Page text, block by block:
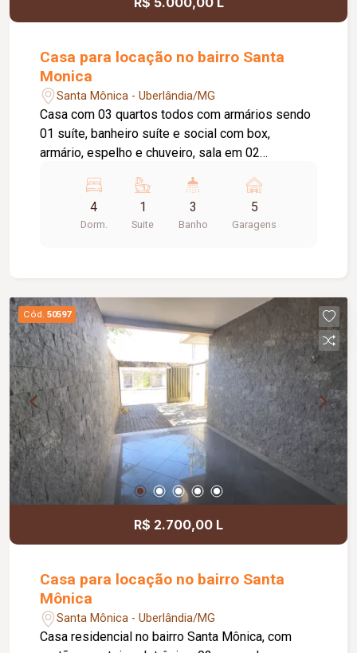
Casa para locação no bairro Santa
Monica
Santa Mônica - Uberlândia/MG
Casa com 03 quartos todos com armários sendo
01 suíte, banheiro suíte e social com box,
armário, espelho e chuveiro, sala em 02
armários, bancada em granito e coifa embutida.
Corredor lateral de acesso (02 lados, varanda
gourmet com churrasqueira e banheiro, área
de garagens e mais 03 de estacionamento, piso
cerâmica.
4
Dorm.
1
Suite
3
Banho
5
Garagens
Cód. 50597
R$ 2.700,00 L
Casa para locação no bairro Santa
Mônica
Santa Mônica - Uberlândia/MG
Casa residencial no bairro Santa Mônica, com